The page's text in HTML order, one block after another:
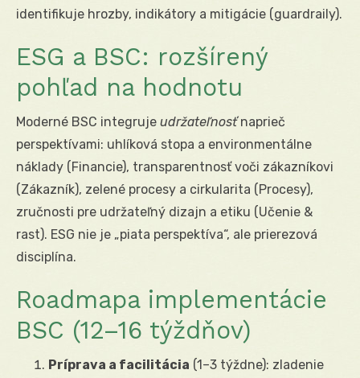
identifikuje hrozby, indikátory a mitigácie (guardraily).
ESG a BSC: rozšírený
pohľad na hodnotu
Moderné BSC integruje udržateľnosťnaprieč
perspektívami: uhlíková stopa a environmentálne
náklady (Financie), transparentnosť voči zákazníkovi
(Zákazník), zelené procesy a cirkularita (Procesy),
zručnosti pre udržateľný dizajn a etiku (Učenie &
rast). ESG nie je „piata perspektíva“, ale prierezová
disciplína.
Roadmapa implementácie
BSC (12–16 týždňov)
Príprava a facilitácia (1–3 týždne): zladenie